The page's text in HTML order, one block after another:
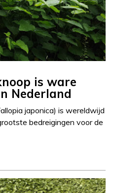
is ware
Nederland
japonica) is wereldwijd
bedreigingen voor de